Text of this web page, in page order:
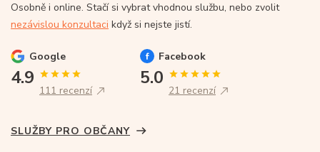
Osobně i online. Stačí si vybrat vhodnou službu, nebo zvolit
nezávislou konzultaci když si nejste jistí.
Google
4.9
111 recenzí
Facebook
5.0
21 recenzí
SLUŽBY PRO OBČANY